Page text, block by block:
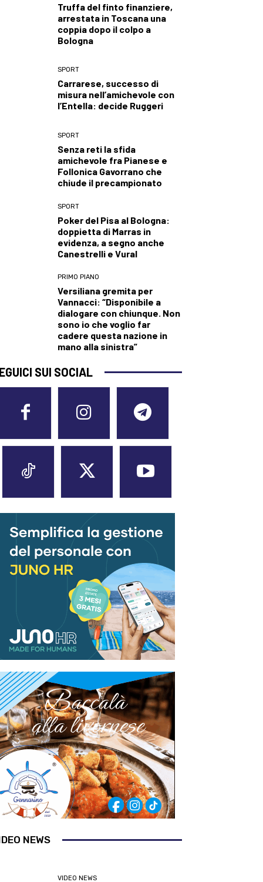
Truffa del finto finanziere,
arrestata in Toscana una
coppia dopo il colpo a
Bologna
SPORT
Carrarese, successo di
misura nell’amichevole con
l’Entella: decide Ruggeri
SPORT
Senza reti la sfida
amichevole fra Pianese e
Follonica Gavorrano che
chiude il precampionato
SPORT
Poker del Pisa al Bologna:
doppietta di Marras in
evidenza, a segno anche
Canestrelli e Vural
PRIMO PIANO
Versiliana gremita per
Vannacci: “Disponibile a
dialogare con chiunque. Non
sono io che voglio far
cadere questa nazione in
mano alla sinistra”
SUI SOCIAL
NEWS
VIDEO NEWS